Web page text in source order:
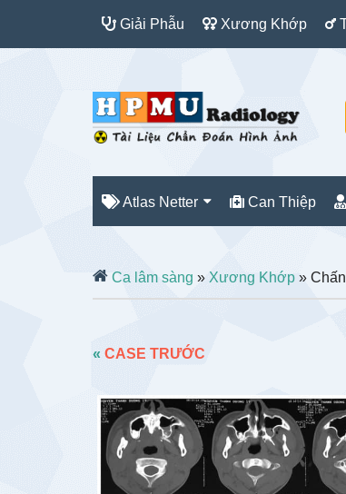
Giải Phẫu Xương Khớp
Atlas Netter Can Thiệp
Ca lâm sàng » Xương Khớp »
« CASE TRƯỚC